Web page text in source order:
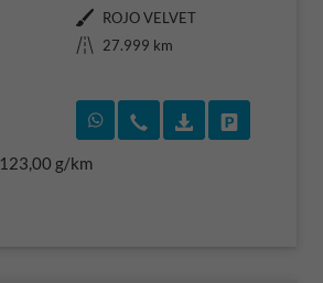
Außenfarbe ROJO VELVET
Kilometerstand
27.999 km
Rückruf vereinbaren
Wir rufen Sie an
123,00 g/km